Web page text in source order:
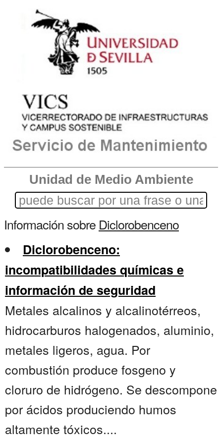
Unidad de Medio Ambiente
Información sobre Diclorobenceno
Diclorobenceno:
incompatibilidades químicas e
información de seguridad
Metales alcalinos y alcalinotérreos,
hidrocarburos halogenados, aluminio,
metales ligeros, agua. Por
combustión produce fosgeno y
cloruro de hidrógeno. Se descompone
por ácidos produciendo humos
altamente tóxicos....